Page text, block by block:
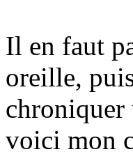
Il en faut
oreille,
chroniquer
voici mon